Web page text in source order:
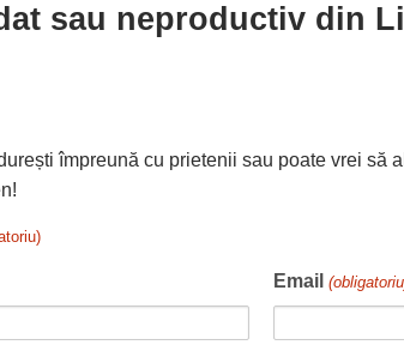
sau neproductiv din
împreună cu prietenii sau poate vrei să
Email